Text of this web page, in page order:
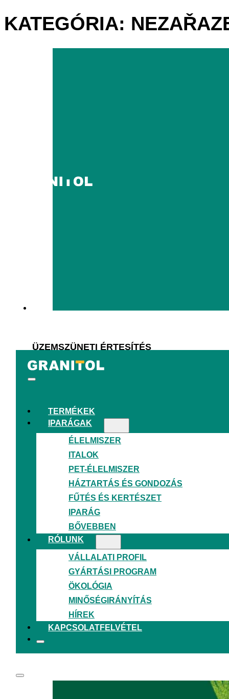
TERMÉKEK
IPARÁGAK
ÉLELMISZER
ITALOK
PET-ÉLELMISZER
HÁZTARTÁS ÉS GONDOZÁS
FŰTÉS ÉS KERTÉSZET
IPARÁG
BŐVEBBEN
RÓLUNK
VÁLLALATI PROFIL
GYÁRTÁSI PROGRAM
ÖKOLÓGIA
MINŐSÉGIRÁNYÍTÁS
HÍREK
KAPCSOLATFELVÉTEL
KATEGÓRIA:
ÜZEMSZÜNETI ÉRTESÍTÉS
augusztus 1, 2026
TAGJAI VAGYUNK A GYÁRTÓIPARI
július 2, 2026